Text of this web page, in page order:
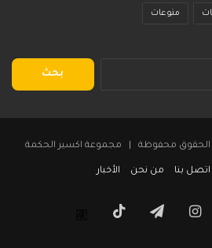
منوعات
البحث
اتصل بنا من نحن الأخبار
انستقرامتيلقرام